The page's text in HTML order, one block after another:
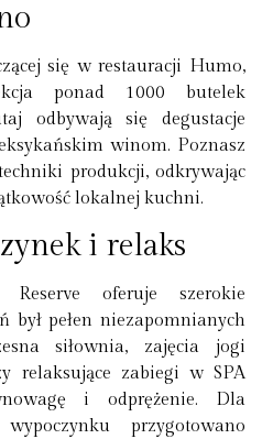
się w restauracji Humo,
ponad 1000 butelek
odbywają się degustacje
winom. Poznasz
produkcji, odkrywając
lokalnej kuchni.
i relaks
oferuje szerokie
był pełen niezapomnianych
siłownia, zajęcia jogi
relaksujące zabiegi w SPA
i odprężenie. Dla
przygotowano